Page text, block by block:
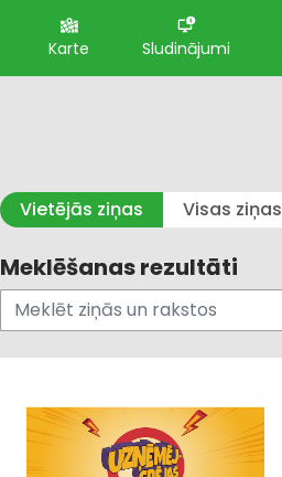
Karte Sludinājumi
Vietējās ziņas Visas ziņas
Meklēšanas rezultāti